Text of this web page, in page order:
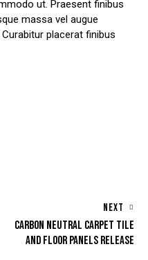
ut. Praesent finibus
massa vel augue
placerat finibus
NEXT
CARBON NEUTRAL CARPET TILE
AND FLOOR PANELS RELEASE